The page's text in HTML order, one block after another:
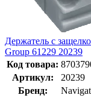
Держатель с
Group 61229 20239
Код товара:
Артикул:
20239
Бренд: